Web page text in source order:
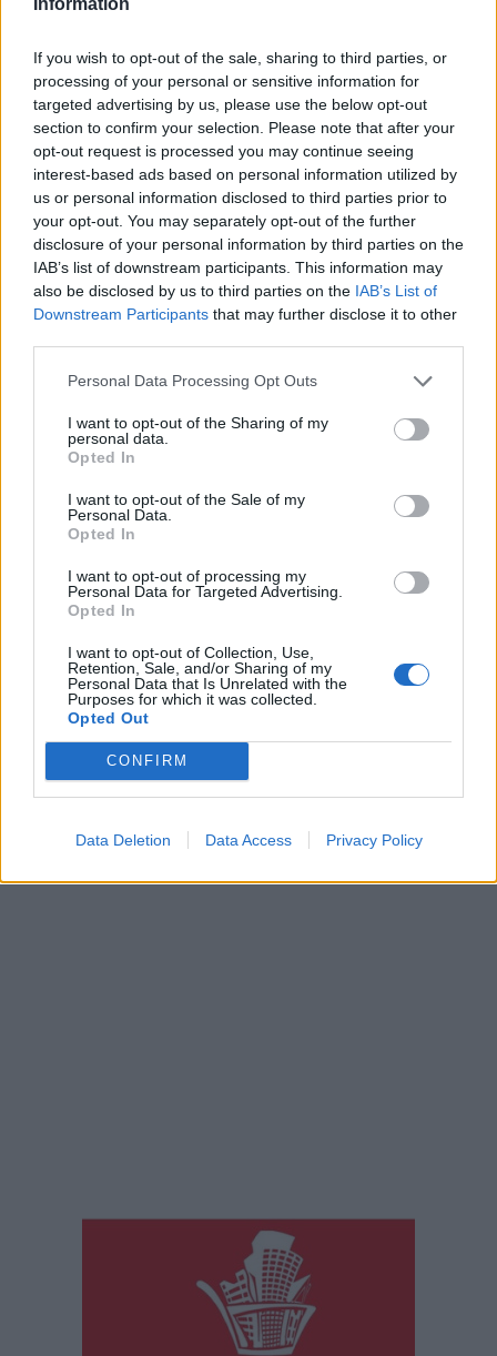
If you wish to opt-out of the sale, sharing to third parties, or
processing of your personal or sensitive information for
targeted advertising by us, please use the below opt-out
section to confirm your selection. Please note that after your
opt-out request is processed you may continue seeing
interest-based ads based on personal information utilized by
us or personal information disclosed to third parties prior to
your opt-out. You may separately opt-out of the further
disclosure of your personal information by third parties on the
IAB’s list of downstream participants. This information may
also be disclosed by us to third parties on the IAB’s List of
Downstream Participants that may further disclose it to other
Personal Data Processing Opt Outs
I want to opt-out of the Sharing of my
personal data.
Opted In
I want to opt-out of the Sale of my
Personal Data.
Opted In
I want to opt-out of processing my
Personal Data for Targeted Advertising.
Opted In
I want to opt-out of Collection, Use,
Retention, Sale, and/or Sharing of my
Personal Data that Is Unrelated with the
Purposes for which it was collected.
Opted Out
CONFIRM
Data Deletion Data Access Privacy Policy